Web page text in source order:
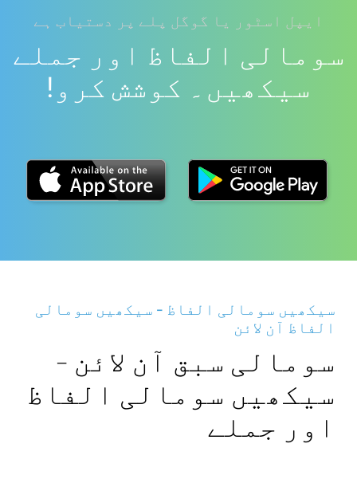
ایپل اسٹور یا گوگل پلے پر دستیاب ہے
سومالی الفاظ اور جملے
سیکھیں۔ کوشش کرو!
سیکھیں سومالی الفاظ - سیکھیں سومالی
الفاظ آن لائن
سومالی سبق آن لائن -
سیکھیں سومالی الفاظ
اور جملے